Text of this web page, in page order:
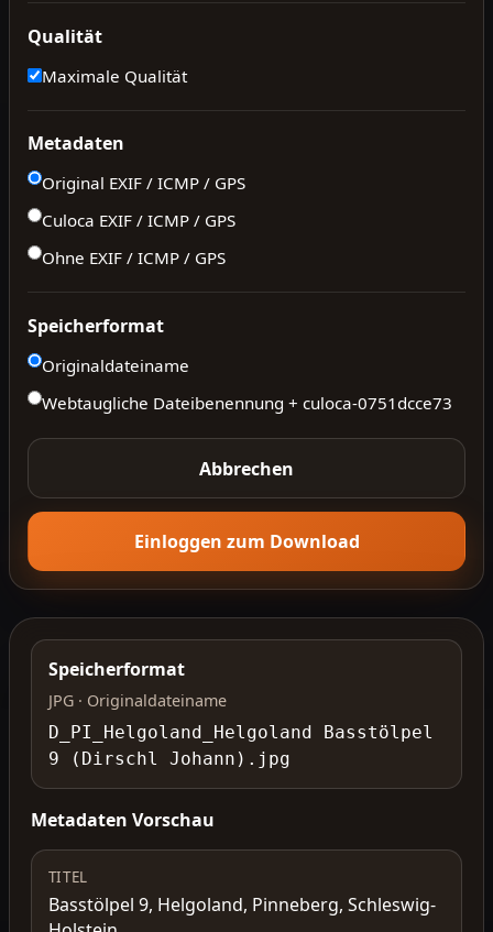
Qualität
Maximale Qualität
Metadaten
Original EXIF / ICMP / GPS
Culoca EXIF / ICMP / GPS
Ohne EXIF / ICMP / GPS
Speicherformat
Originaldateiname
Webtaugliche Dateibenennung + culoca-0751dcce73
Abbrechen
Einloggen zum Download
Speicherformat
JPG · Originaldateiname
D_PI_Helgoland_Helgoland Basstölpel
9 (Dirschl Johann).jpg
Metadaten Vorschau
TITEL
Basstölpel 9, Helgoland, Pinneberg, Schleswig-